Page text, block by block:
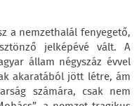
a nemzethalál fenyegető,
jelképévé vált. A
állam négyszáz évvel
akaratából jött létre, ám
számára, csak nem